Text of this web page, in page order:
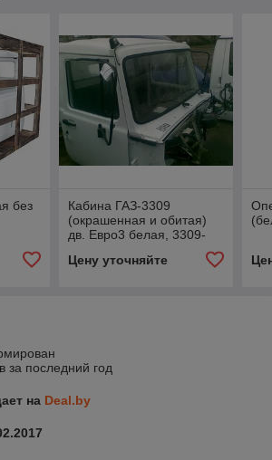
без
Кабина ГАЗ-3309
(окрашенная и обитая)
дв. Евро3 белая, 3309-
Цену уточняйте
за последний год
на Deal.by